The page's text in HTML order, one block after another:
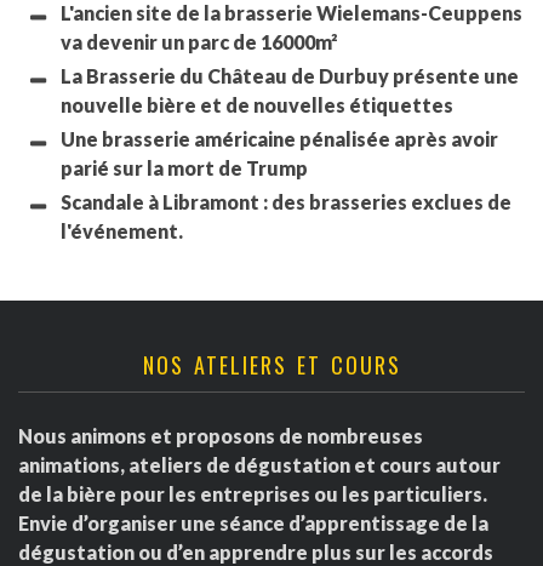
L'ancien site de la brasserie Wielemans-Ceuppens
va devenir un parc de 16000m²
La Brasserie du Château de Durbuy présente une
nouvelle bière et de nouvelles étiquettes
Une brasserie américaine pénalisée après avoir
parié sur la mort de Trump
Scandale à Libramont : des brasseries exclues de
l'événement.
NOS ATELIERS ET COURS
Nous animons et proposons de nombreuses
animations, ateliers de dégustation et cours autour
de la bière pour les entreprises ou les particuliers.
Envie d’organiser une séance d’apprentissage de la
dégustation ou d’en apprendre plus sur les accords